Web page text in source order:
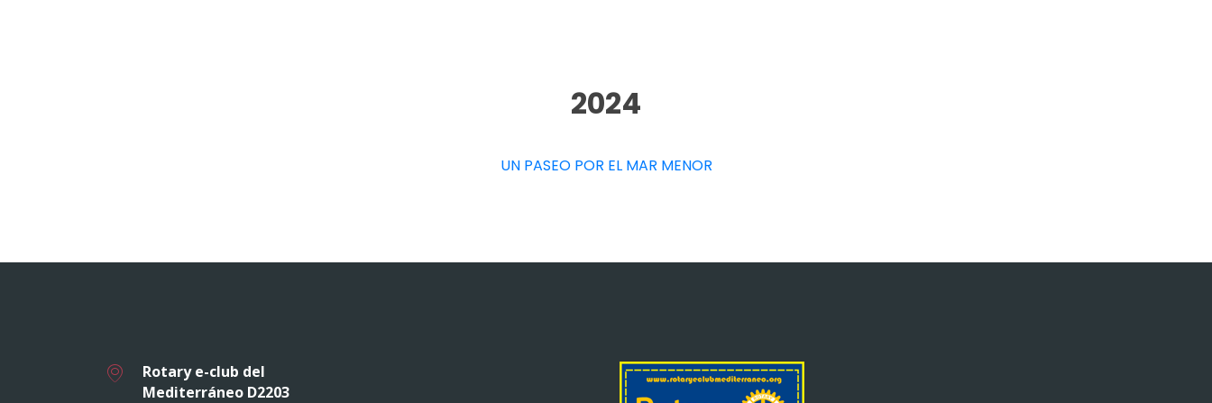
2024
UN PASEO POR EL MAR MENOR
Rotary e-club del
Mediterráneo D2203